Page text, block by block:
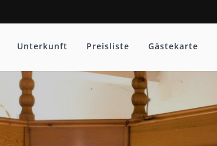
Unterkunft Preisliste Gästekarte